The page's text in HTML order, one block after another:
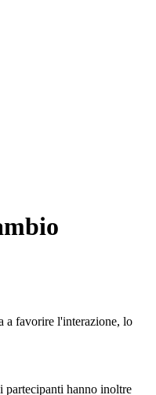
a favorire l'interazione, lo
partecipanti hanno inoltre